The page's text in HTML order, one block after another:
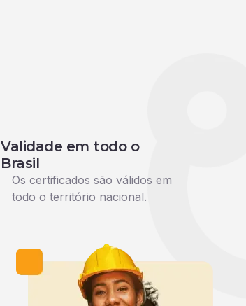
Validade em todo o
Brasil
Os certificados são válidos em
todo o território nacional.